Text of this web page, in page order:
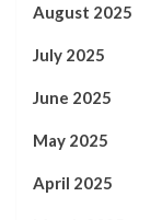
August 2025
July 2025
June 2025
May 2025
April 2025